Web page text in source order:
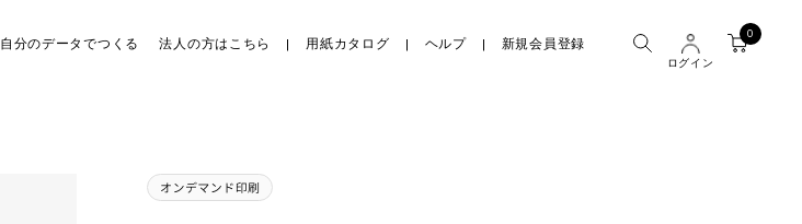
自分のデータでつくる 法人の方はこちら 用紙カタログ ヘルプ 新規会員登録
ログイン
0